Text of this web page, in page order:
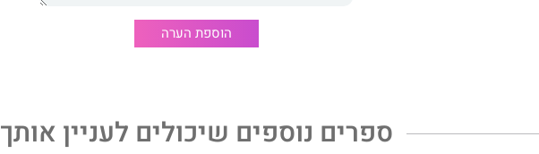
הוספת הערה
ספרים נוספים שיכולים לעניין אותך